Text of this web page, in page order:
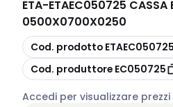
ETA-ETAEC050725 CASSA
0500X0700X0250
copia
Cod. prodotto ETAEC050725
copia
Cod. produttore EC050725
Accedi per visualizzare